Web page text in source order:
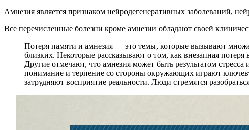
Амнезия является признаком нейродегенеративных заболеваний,
Все перечисленные болезни кроме амнезии обладают своей
Потеря памяти и амнезия — это темы, которые вызывают
близких. Некоторые рассказывают о том, как внезапная
Другие отмечают, что амнезия может быть результатом
понимание и терпение со стороны окружающих играют
затрудняют восприятие реальности. Люди стремятся